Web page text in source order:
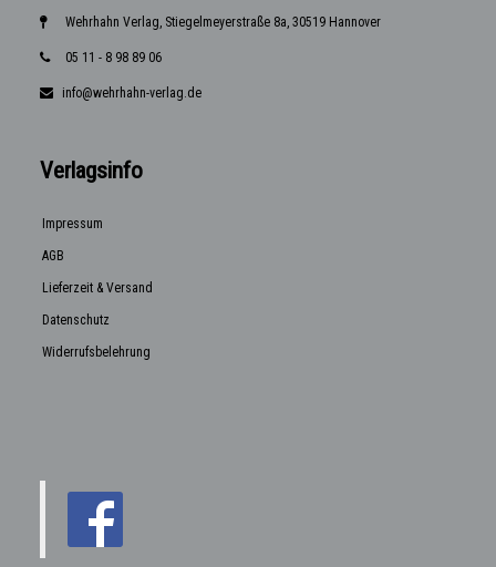
Wehrhahn Verlag, Stiegelmeyerstraße 8a, 30519 Hannover
05 11 - 8 98 89 06
info@wehrhahn-verlag.de
Verlagsinfo
Impressum
AGB
Lieferzeit & Versand
Datenschutz
Widerrufsbelehrung